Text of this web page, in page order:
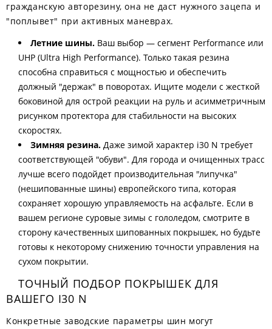
гражданскую авторезину, она не даст нужного зацепа и
"поплывет" при активных маневрах.
Летние шины. Ваш выбор — сегмент Performance или
UHP (Ultra High Performance). Только такая резина
способна справиться с мощностью и обеспечить
должный "держак" в поворотах. Ищите модели с жесткой
боковиной для острой реакции на руль и асимметричным
рисунком протектора для стабильности на высоких
скоростях.
Зимняя резина. Даже зимой характер i30 N требует
соответствующей "обуви". Для города и очищенных трасс
лучше всего подойдет производительная "липучка"
(нешипованные шины) европейского типа, которая
сохраняет хорошую управляемость на асфальте. Если в
вашем регионе суровые зимы с гололедом, смотрите в
сторону качественных шипованных покрышек, но будьте
готовы к некоторому снижению точности управления на
сухом покрытии.
ТОЧНЫЙ ПОДБОР ПОКРЫШЕК ДЛЯ
ВАШЕГО I30 N
Конкретные заводские параметры шин могут